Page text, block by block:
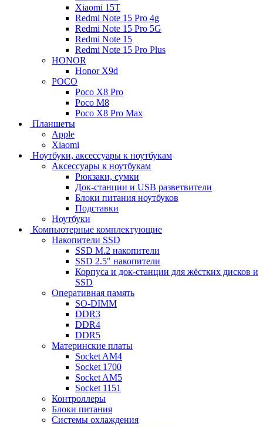
Xiaomi 15T
Redmi Note 15 Pro 4g
Redmi Note 15 Pro 5G
Redmi Note 15
Redmi Note 15 Pro Plus
HONOR
Honor X9d
POCO
Poco X8 Pro
Poco M8
Poco X8 Pro Max
Планшеты
Apple
Xiaomi
Ноутбуки, аксессуары к ноутбукам
Аксессуары к ноутбукам
Рюкзаки, сумки
Док-станции и USB разветвители
Блоки питания ноутбуков
Подставки
Ноутбуки
Компьютерные комплектующие
Накопители SSD
SSD M.2 накопители
SSD 2.5" накопители
Корпуса и док-станции для жёстких дисков и
SSD
Оперативная память
SO-DIMM
DDR3
DDR4
DDR5
Материнские платы
Socket AM4
Socket 1700
Socket AM5
Socket 1151
Контроллеры
Блоки питания
Системы охлаждения